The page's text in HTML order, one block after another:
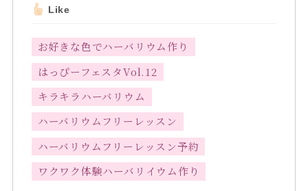
Like
お好きな色でハーバリウム作り
はっぴーフェスタVol.12
キラキラハーバリウム
ハーバリウムフリーレッスン
ハーバリウムフリーレッスン予約
ワクワク体験ハーバリイウム作り